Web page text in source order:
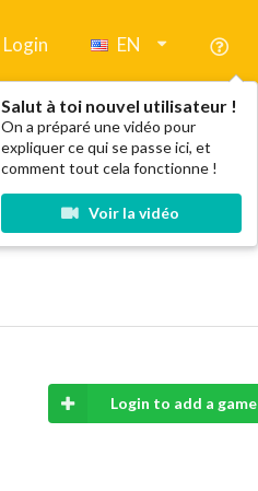
Login EN
Salut à toi nouvel utilisateur !
On a préparé une vidéo pour
expliquer ce qui se passe ici, et
comment tout cela fonctionne !
Voir la vidéo
Login to add a game